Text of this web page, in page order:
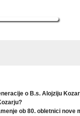
o B.s. Alojziju
ob 80. obletnici nove